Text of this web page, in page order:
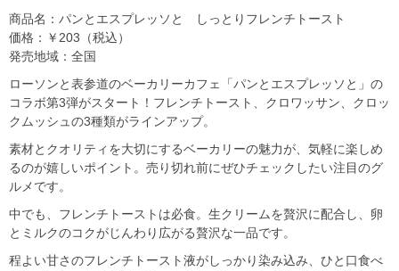
商品名：パンとエスプレッソと しっとりフレンチトースト
価格：￥203（税込）
発売地域：全国
ローソンと表参道のベーカリーカフェ「パンとエスプレッソと」の
コラボ第3弾がスタート！フレンチトースト、クロワッサン、クロッ
クムッシュの3種類がラインアップ。
素材とクオリティを大切にするベーカリーの魅力が、気軽に楽しめ
るのが嬉しいポイント。売り切れ前にぜひチェックしたい注目のグ
ルメです。
中でも、フレンチトーストは必食。生クリームを贅沢に配合し、卵
とミルクのコクがじんわり広がる贅沢な一品です。
程よい甘さのフレンチトースト液がしっかり染み込み、ひと口食べ